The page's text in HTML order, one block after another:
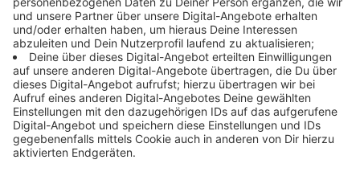
Angebot für euch.Radio Mixtapeläuft auf DAB+ in
NRW, im Web und über die Radio Mixtape App. Wir
spielen euch echte Schätze von den 60ern bis in die
90er Jahre. Und natürlich möchten wir die Geschichten
zu euren Lieblingssongs hören. Welche besonderen
Momente verbindet ihr mit diesen Songs? Ist
vielleicht euer Kennenlernsong dabei und wie hört ihr
ihn heute?Radio Mixtapeist wie ein Lieblings-Mixtape,